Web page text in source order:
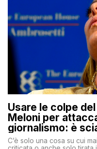
Usare le colpe
Meloni per
giornalismo: è
Dimostriamo di
C’è solo una cosa su cui